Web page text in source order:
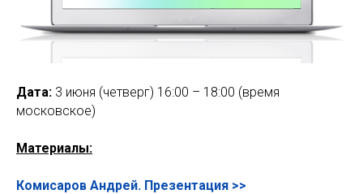
Дата: 3 июня (четверг) 16:00 – 18:00 (время
московское)
Материалы:
Комисаров Андрей. Презентация >>